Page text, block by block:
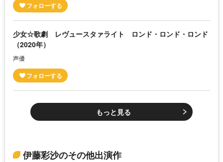
少女☆歌劇 レヴュースタァライト ロンド・ロンド・ロンド
（2020年）
声優
もっと見る
伊藤彩沙のその他出演作